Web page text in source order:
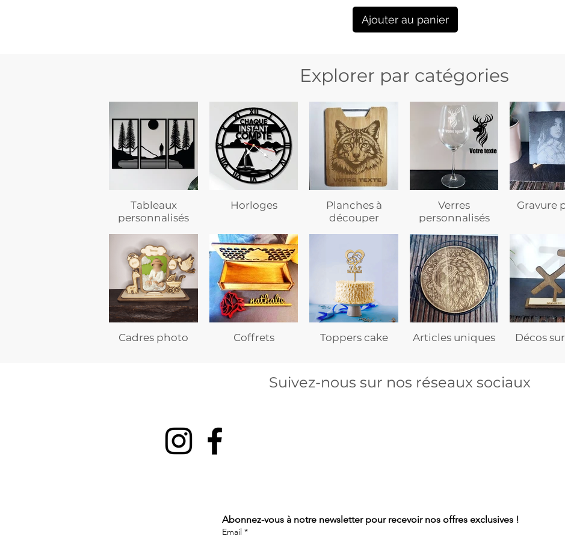
Ajouter au panier
Explorer par catégories
Tableaux
personnalisés
Horloges
Planches à
découper
Verres
personnalisés
Gravure
Cadres photo Coffrets Toppers cake Articles uniques Décos
Suivez-nous sur nos réseaux sociaux
Abonnez-vous à notre newsletter pour recevoir nos offres exclusives !
Email *